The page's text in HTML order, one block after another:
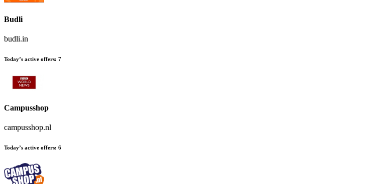
Budli
budli.in
Today’s active offers: 7
Campusshop
campusshop.nl
Today’s active offers: 6